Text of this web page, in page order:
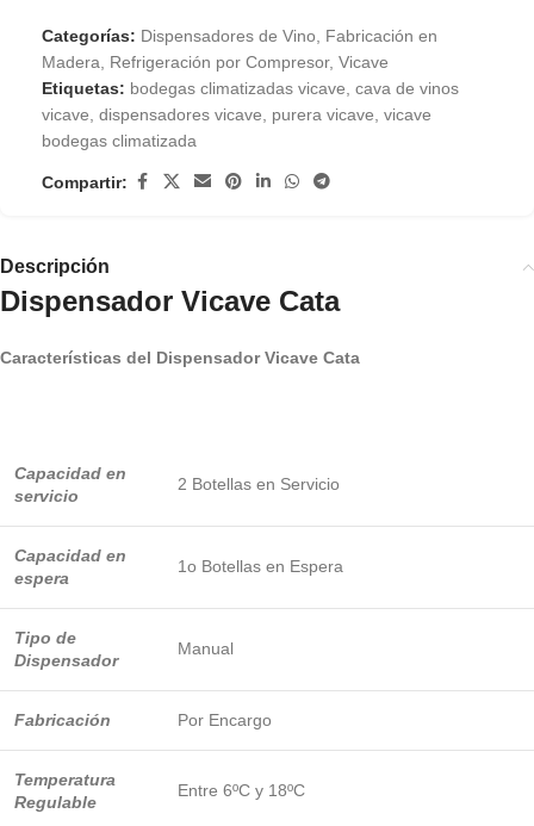
Categorías: Dispensadores de Vino
Fabricación en
Madera
Refrigeración por Compresor, Vicave
Etiquetas: bodegas climatizadas vicave cava de vinos
vicave dispensadores vicave purera vicave vicave
bodegas climatizada
Compartir:
Descripción
Dispensador Vicave Cata
Características del Dispensador Vicave Cata
Capacidad en
servicio
2 Botellas en Servicio
Capacidad en
espera
1o Botellas en Espera
Tipo de
Dispensador
Manual
Fabricación Por Encargo
Temperatura
Regulable
Entre 6ºC y 18ºC